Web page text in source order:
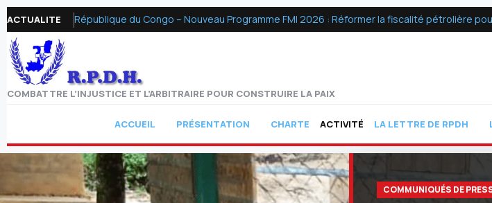
ACTUALITE République du Congo – Nouveau Programme FMI 2026 : Réformer la fiscalité pétrolière
COMBATTRE L’INJUSTICE ET L’ARBITRAIRE POUR CONSTRUIRE LA PAIX
ACCUEIL PRÉSENTATION CHARTE ACTIVITÉ LA LETTRE DE RPDH
COMMUNIQUÉS DE